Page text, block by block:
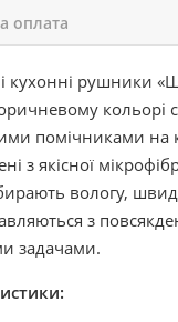
оплата
кухонні рушники
кольорі
помічниками на
з якісної
вологу,
з
задачами.